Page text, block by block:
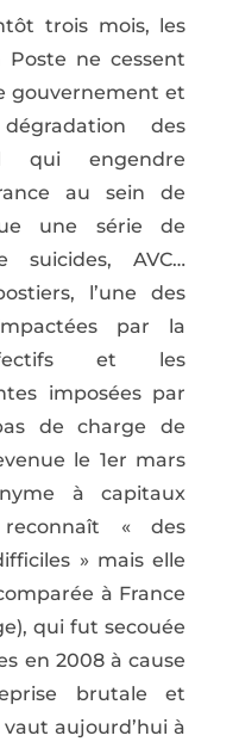
trois mois, les
ne cessent
gouvernement et
des
qui engendre
au sein de
une série de
suicides, AVC…
l’une des
par la
et les
imposées par
de charge de
le 1er mars
à capitaux
« des
» mais elle
à France
qui fut secouée
en 2008 à cause
brutale et
aujourd’hui à